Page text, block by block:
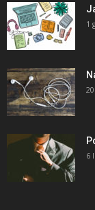
1
6